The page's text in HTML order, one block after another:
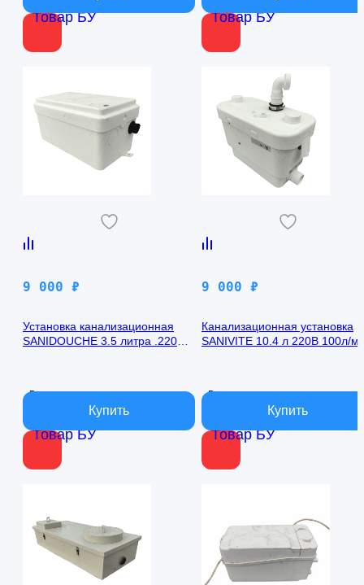
Товар БУ Товар БУ
Товар БУ
9 000 ₽
Установка канализационная
SANIDOUCHE 3.5 литра .220
В наличии
Товар БУ
9 000 ₽
Канализационная установка
SANIVITE 10.4 л 220В 100л/
В наличии